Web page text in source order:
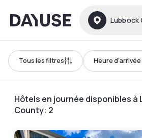
Dayuse Lubbock
Tous les filtres Heure d'arrivée
Hôtels en journée disponibles à
County: 2